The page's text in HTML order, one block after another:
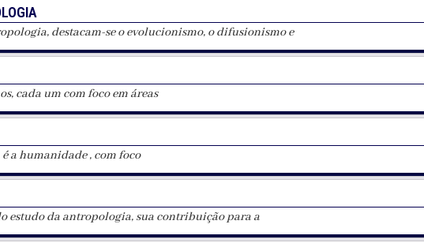
destacam-se o evolucionismo, o difusionismo e
cada um com foco em áreas
a humanidade , com foco
estudo da antropologia, sua contribuição para a